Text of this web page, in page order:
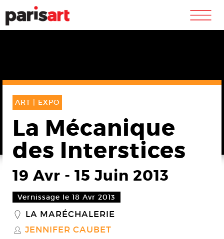
m
ART | EXPO
La Mécanique
des Interstices
19 Avr - 15 Juin 2013
Vernissage le 18 Avr 2013
_ LA MARÉCHALERIE
S JENNIFER CAUBET